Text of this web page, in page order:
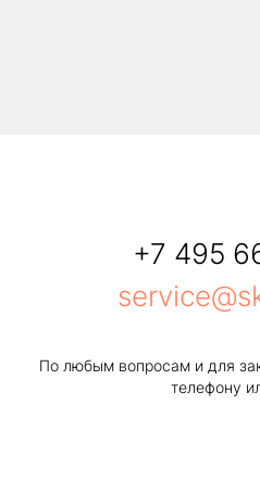
+7 495
По любым вопросам и для
телефону